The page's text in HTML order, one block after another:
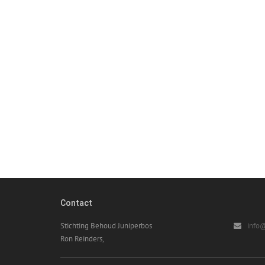
Contact
Stichting Behoud Juniperbos
Ron Reinders,